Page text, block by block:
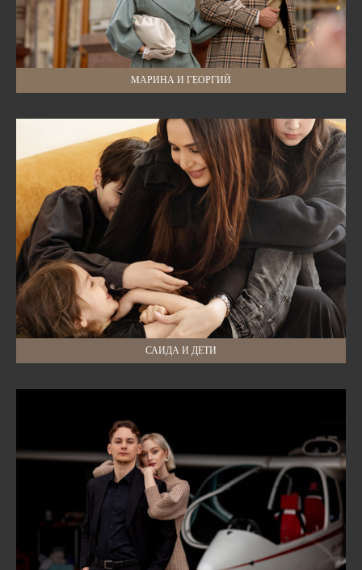
МАРИНА И ГЕОРГИЙ
САИДА И ДЕТИ